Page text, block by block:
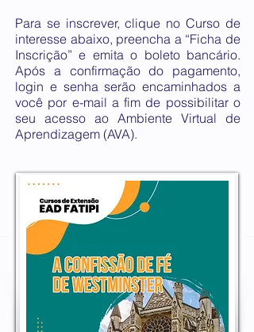
Para se inscrever, clique no Curso de
interesse abaixo, preencha a “Ficha de
Inscrição” e emita o boleto bancário.
Após a confirmação do pagamento,
login e senha serão encaminhados a
você por e-mail a fim de possibilitar o
seu acesso ao Ambiente Virtual de
Aprendizagem (AVA).